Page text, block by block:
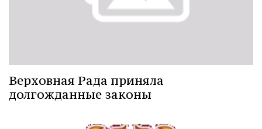
Верховная Рада приняла
долгожданные законы